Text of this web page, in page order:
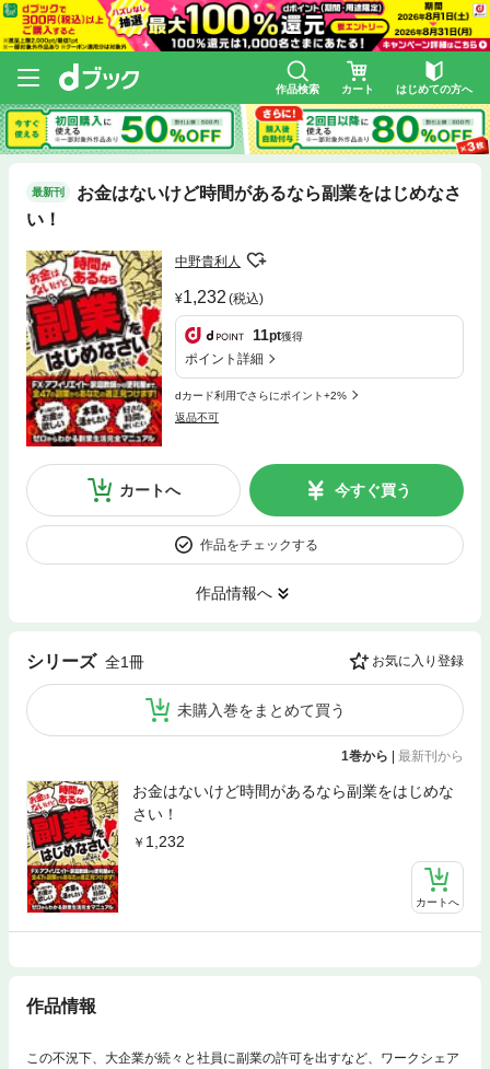
作品検索 カート はじめての方へ
最新刊
お金はないけど時間があるなら副業をはじめなさ
い！
中野貴利人
1,232 (税込)
11pt獲得
ポイント詳細
dカード利用でさらにポイント+2%
返品不可
カートへ 今すぐ買う
作品をチェックする
作品情報へ
シリーズ 全1冊 お気に入り登録
未購入巻をまとめて買う
1巻から 最新刊から
お金はないけど時間があるなら副業をはじめな
さい！
1,232
カートへ
作品情報
この不況下、大企業が続々と社員に副業の許可を出すなど、ワークシェア